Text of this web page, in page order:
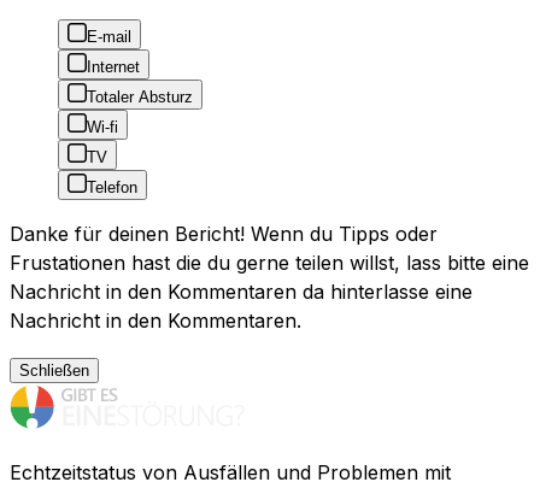
E-mail
Internet
Totaler Absturz
Wi-fi
TV
Telefon
Danke für deinen Bericht! Wenn du Tipps oder
Frustationen hast die du gerne teilen willst, lass bitte eine
Nachricht in den Kommentaren da hinterlasse eine
Nachricht in den Kommentaren.
Schließen
Echtzeitstatus von Ausfällen und Problemen mit